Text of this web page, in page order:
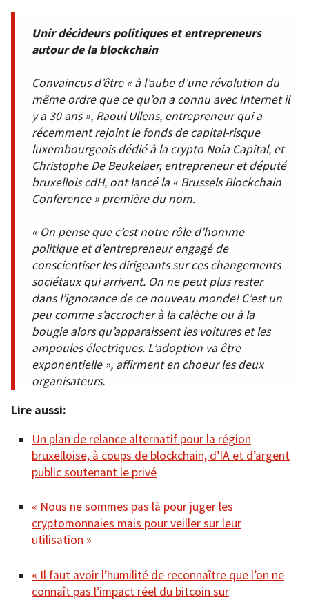
Unir décideurs politiques et entrepreneurs
autour de la blockchain
Convaincus d’être « à l’aube d’une révolution du
même ordre que ce qu’on a connu avec Internet il
y a 30 ans », Raoul Ullens, entrepreneur qui a
récemment rejoint le fonds de capital-risque
luxembourgeois dédié à la crypto Noia Capital, et
Christophe De Beukelaer, entrepreneur et député
bruxellois cdH, ont lancé la « Brussels Blockchain
Conference » première du nom.
« On pense que c’est notre rôle d’homme
politique et d’entrepreneur engagé de
conscientiser les dirigeants sur ces changements
sociétaux qui arrivent. On ne peut plus rester
dans l’ignorance de ce nouveau monde! C’est un
peu comme s’accrocher à la calèche ou à la
bougie alors qu’apparaissent les voitures et les
ampoules électriques. L’adoption va être
exponentielle », affirment en choeur les deux
organisateurs.
Lire aussi:
Un plan de relance alternatif pour la région
bruxelloise, à coups de blockchain, d’IA et d’argent
public soutenant le privé
« Nous ne sommes pas là pour juger les
cryptomonnaies mais pour veiller sur leur
utilisation »
« Il faut avoir l’humilité de reconnaître que l’on ne
connaît pas l’impact réel du bitcoin sur